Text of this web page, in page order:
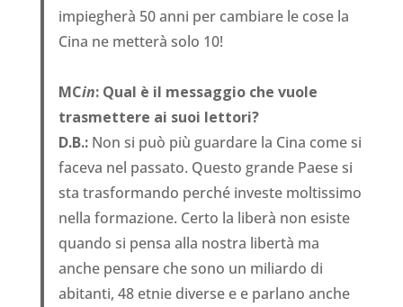
impiegherà 50 anni per cambiare le cose la
Cina ne metterà solo 10!
MCin: Qual è il messaggio che vuole
trasmettere ai suoi lettori?
D.B.:Non si può più guardare la Cina come si
faceva nel passato. Questo grande Paese si
sta trasformando perché investe moltissimo
nella formazione. Certo la liberà non esiste
quando si pensa alla nostra libertà ma
anche pensare che sono un miliardo di
abitanti, 48 etnie diverse e e parlano anche